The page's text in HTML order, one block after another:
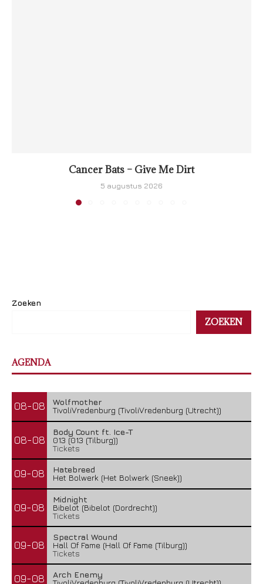
Cancer Bats – Give Me Dirt
5 augustus 2026
Zoeken
ZOEKEN
AGENDA
08-08
Wolfmother
TivoliVredenburg (TivoliVredenburg (Utrecht))
08-08
Body Count ft. Ice-T
013 (013 (Tilburg))
Tickets
09-08
Hatebreed
Het Bolwerk (Het Bolwerk (Sneek))
09-08
Midnight
Bibelot (Bibelot (Dordrecht))
Tickets
09-08
Spectral Wound
Hall Of Fame (Hall Of Fame (Tilburg))
Tickets
09-08
Arch Enemy